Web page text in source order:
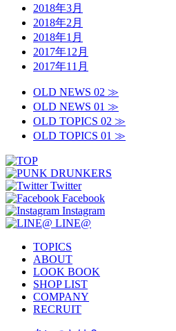
2018年3月
2018年2月
2018年1月
2017年12月
2017年11月
OLD NEWS 02 ≫
OLD NEWS 01 ≫
OLD TOPICS 02 ≫
OLD TOPICS 01 ≫
Twitter
Facebook
Instagram
LINE@
TOPICS
ABOUT
LOOK BOOK
SHOP LIST
COMPANY
RECRUIT